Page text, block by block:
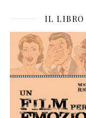
IL LIBRO